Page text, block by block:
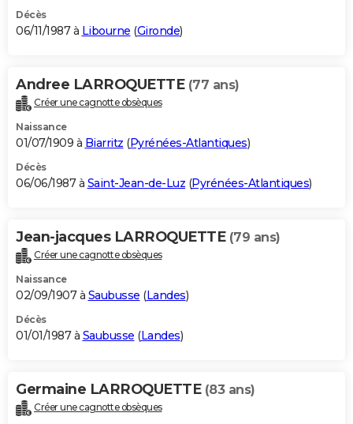
Décès
06/11/1987 à Libourne (Gironde)
Andree LARROQUETTE (77 ans)
Créer une cagnotte obsèques
Naissance
01/07/1909 à Biarritz (Pyrénées-Atlantiques)
Décès
06/06/1987 à Saint-Jean-de-Luz (Pyrénées-Atlantiques)
Jean-jacques LARROQUETTE (79 ans)
Créer une cagnotte obsèques
Naissance
02/09/1907 à Saubusse (Landes)
Décès
01/01/1987 à Saubusse (Landes)
Germaine LARROQUETTE (83 ans)
Créer une cagnotte obsèques